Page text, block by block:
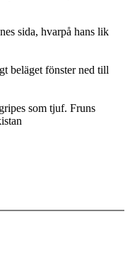
sida, hvarpå hans lik
beläget fönster ned till
som tjuf. Fruns